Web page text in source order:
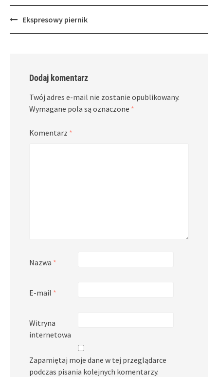
PostEkspresowy piernik
Dodaj komentarz
Twój adres e-mail nie zostanie opublikowany.
Wymagane pola są oznaczone *
Komentarz *
Nazwa *
E-mail *
Witryna
internetowa
Zapamiętaj moje dane w tej przeglądarce
podczas pisania kolejnych komentarzy.